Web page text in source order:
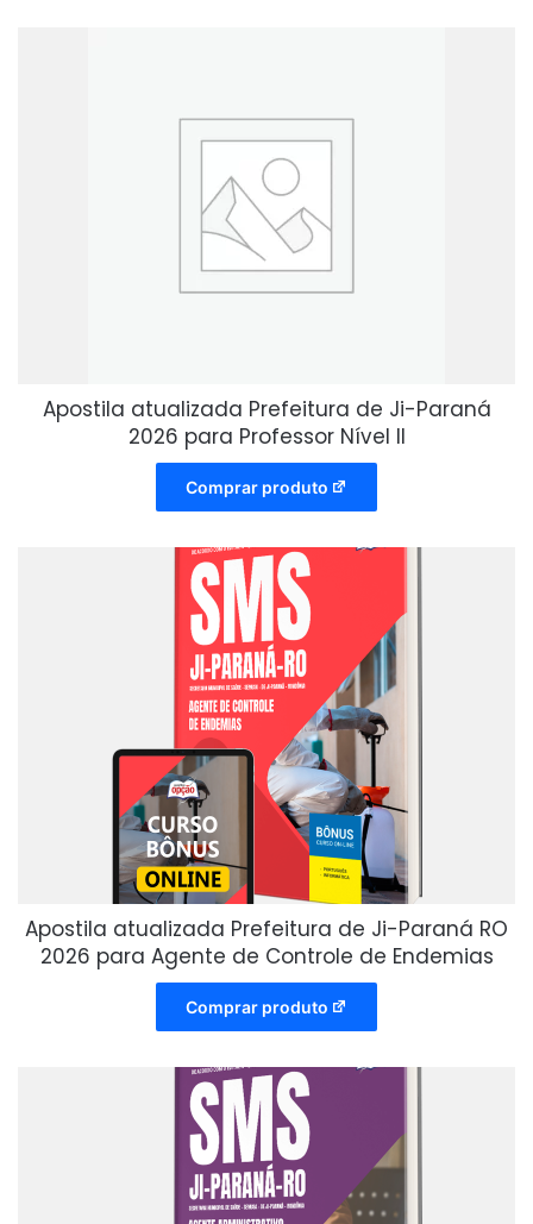
Apostila atualizada Prefeitura de Ji-Paraná
2026 para Professor Nível II
Comprar produto
Apostila atualizada Prefeitura de Ji-Paraná RO
2026 para Agente de Controle de Endemias
Comprar produto